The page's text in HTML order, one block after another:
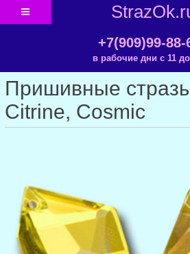
+7(909)99-88-
в рабочие дни с 11
Пришивные
Citrine, Cosmic